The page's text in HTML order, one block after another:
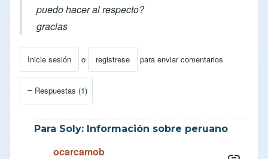
puedo hacer al respecto?
gracias
Inicie sesión o registrese para enviar comentarios
Respuestas (1)
Para Soly: Información sobre peruano
ocarcamob